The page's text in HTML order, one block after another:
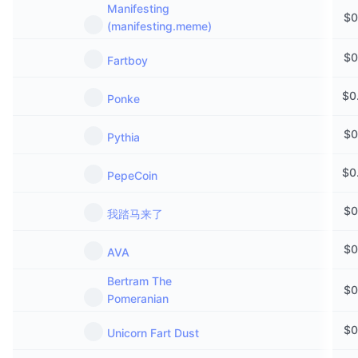
Manifesting
(manifesting.meme)
$
Fartboy $
Ponke $
Pythia $
PepeCoin $
我踏马来了 $
AVA $
Bertram The
Pomeranian
$
Unicorn Fart Dust $